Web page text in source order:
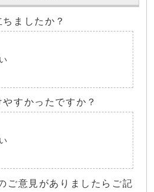
ましたか？
すかったですか？
ご意見がありましたらご記